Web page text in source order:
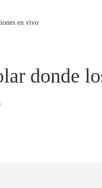
en vivo
donde